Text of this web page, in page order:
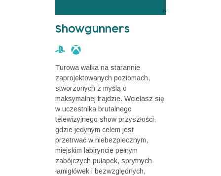
Showgunners
Turowa walka na starannie
zaprojektowanych poziomach,
stworzonych z myślą o
maksymalnej frajdzie. Wcielasz się
w uczestnika brutalnego
telewizyjnego show przyszłości,
gdzie jedynym celem jest
przetrwać w niebezpiecznym,
miejskim labiryncie pełnym
zabójczych pułapek, sprytnych
łamigłówek i bezwzględnych,